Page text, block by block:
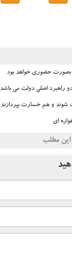
راهبرد اصلی دولت می باشد
شوند و هم خسارت بپردازند
ای
این مطلب